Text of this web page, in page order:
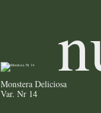
Monstera Deliciosa
Var. Nr 14